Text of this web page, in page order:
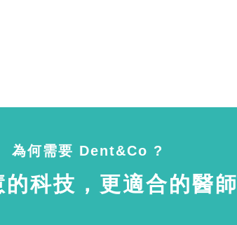
為何需要 Dent&Co ?
的科技，更適合的醫師